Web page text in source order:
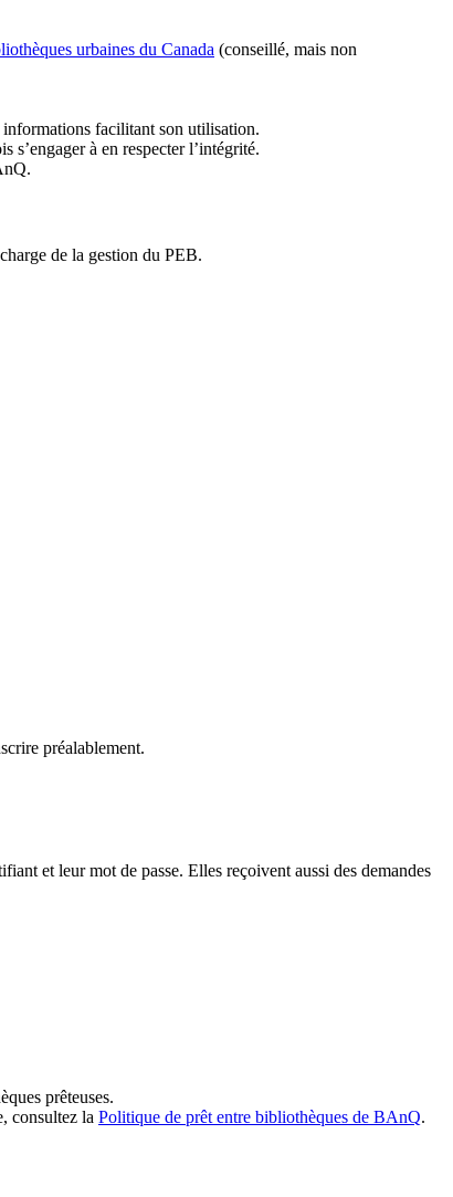
urbaines du Canada (conseillé, mais non
informations facilitant son utilisation.
à en respecter l’intégrité.
de la gestion du PEB.
préalablement.
et leur mot de passe. Elles reçoivent aussi des demandes
prêteuses.
consultez la Politique de prêt entre bibliothèques de BAnQ.